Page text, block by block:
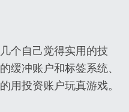
个自己觉得实用的技
缓冲账户和标签系统、
用投资账户玩真游戏。